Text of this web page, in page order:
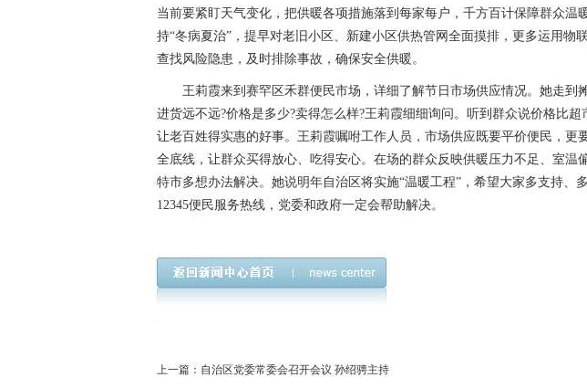
当前要紧盯天气变化，把供暖各项措施落到每家每户，千方百计保障群众温
持“冬病夏治”，提早对老旧小区、新建小区供热管网全面摸排，更多运用物
查找风险隐患，及时排除事故，确保安全供暖。
王莉霞来到赛罕区禾群便民市场，详细了解节日市场供应情况。她走到摊
进货远不远?价格是多少?卖得怎么样?王莉霞细细询问。听到群众说价格比超
让老百姓得实惠的好事。王莉霞嘱咐工作人员，市场供应既要平价便民，更
全底线，让群众买得放心、吃得安心。在场的群众反映供暖压力不足、室温
特市多想办法解决。她说明年自治区将实施“温暖工程”，希望大家多支持、
12345便民服务热线，党委和政府一定会帮助解决。
上一篇： 自治区党委常委会召开会议 孙绍骋主持